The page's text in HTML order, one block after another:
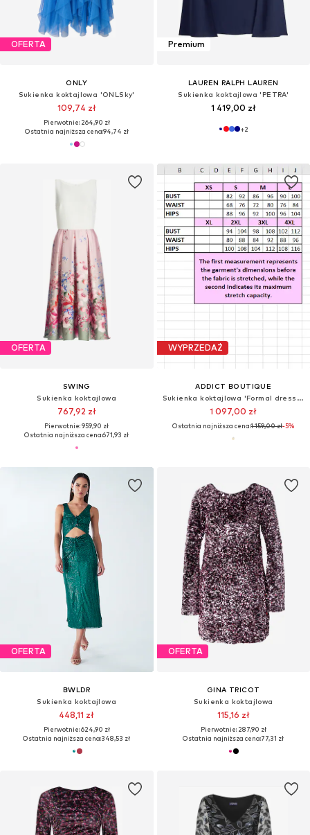
OFERTA
ONLY
Sukienka koktajlowa 'ONLSky'
109,74 zł
Pierwotnie: 264,90 zł
Ostatnia najniższa cena:94,74 zł
Premium
LAUREN RALPH LAUREN
Sukienka koktajlowa 'PETRA'
1 419,00 zł
+2
OFERTA
SWING
Sukienka koktajlowa
767,92 zł
Pierwotnie: 959,90 zł
Ostatnia najniższa cena:671,93 zł
WYPRZEDAŻ
ADDICT BOUTIQUE
Sukienka koktajlowa 'Formal dress in gold and pink Mika'
1 097,00 zł
Ostatnia najniższa cena:1 159,00 zł-5%
OFERTA
BWLDR
Sukienka koktajlowa
448,11 zł
Pierwotnie: 624,90 zł
Ostatnia najniższa cena:348,53 zł
OFERTA
GINA TRICOT
Sukienka koktajlowa
115,16 zł
Pierwotnie: 287,90 zł
Ostatnia najniższa cena:77,31 zł